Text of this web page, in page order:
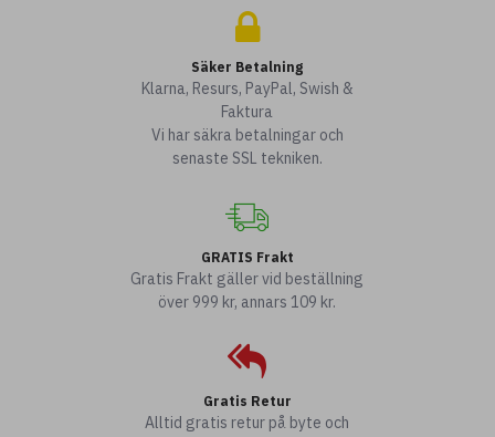
Säker Betalning
Klarna, Resurs, PayPal, Swish &
Faktura
Vi har säkra betalningar och
senaste SSL tekniken.
GRATIS Frakt
Gratis Frakt gäller vid beställning
över 999 kr, annars 109 kr.
Gratis Retur
Alltid gratis retur på byte och